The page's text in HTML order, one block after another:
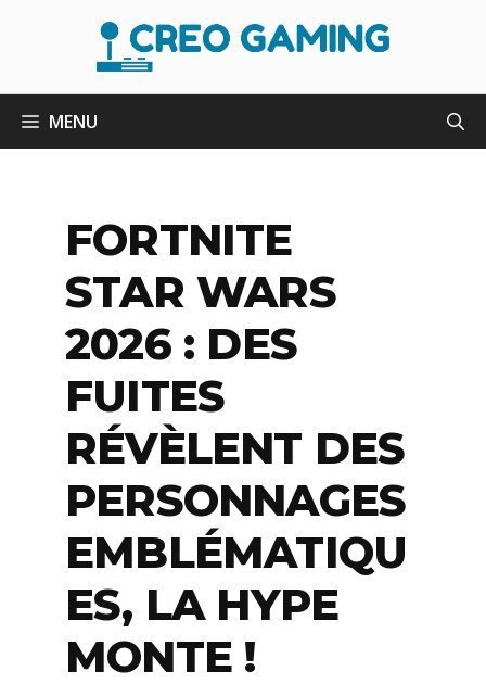
MENU
FORTNITE
STAR WARS
2026 : DES
FUITES
RÉVÈLENT DES
PERSONNAGES
EMBLÉMATIQU
ES, LA HYPE
MONTE !